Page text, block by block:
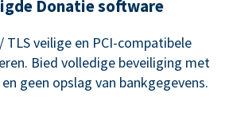
Donatie software
TLS veilige en PCI-compatibele
Bied volledige beveiliging met
geen opslag van bankgegevens.